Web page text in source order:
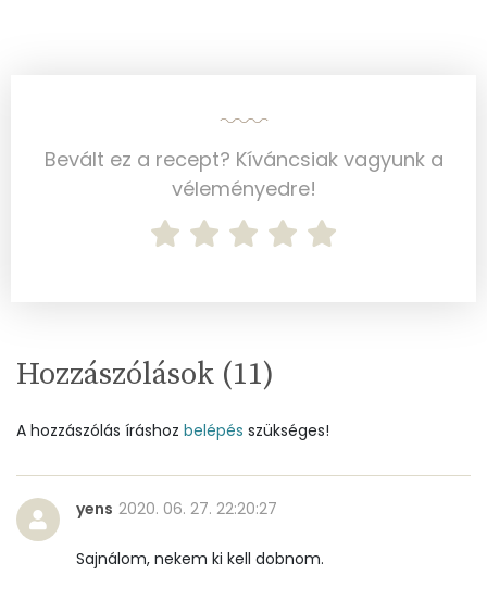
Szénhidrát
Élelmi rost
Bevált ez a recept? Kíváncsiak vagyunk a
véleményedre!
Hozzászólások (11)
A hozzászólás íráshoz belépés szükséges!
yens 2020. 06. 27. 22:20:27
Sajnálom, nekem ki kell dobnom.